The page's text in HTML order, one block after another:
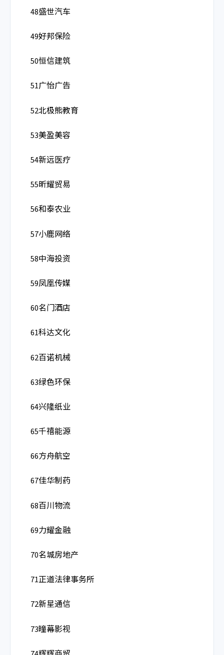
48盛世汽车
49好邦保险
50恒信建筑
51广怡广告
52北极熊教育
53美盈美容
54新远医疗
55昕耀贸易
56和泰农业
57小鹿网络
58中海投资
59凤凰传媒
60名门酒店
61科达文化
62百诺机械
63绿色环保
64兴隆纸业
65千禧能源
66方舟航空
67佳华制药
68百川物流
69力耀金融
70名城房地产
71正道法律事务所
72新星通信
73曈幕影视